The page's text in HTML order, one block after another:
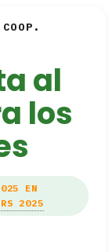
al
los
EN
2025